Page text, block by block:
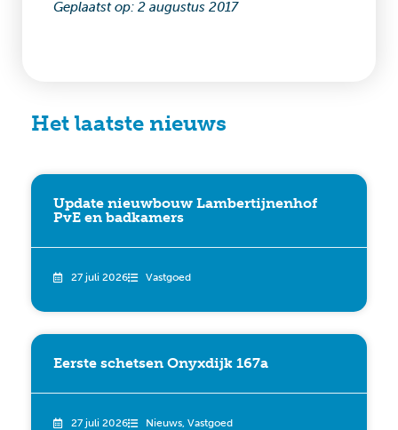
Geplaatst op: 2 augustus 2017
Het laatste nieuws
Update nieuwbouw Lambertijnenhof
PvE en badkamers
27 juli 2026 Vastgoed
Eerste schetsen Onyxdijk 167a
27 juli 2026 Nieuws, Vastgoed